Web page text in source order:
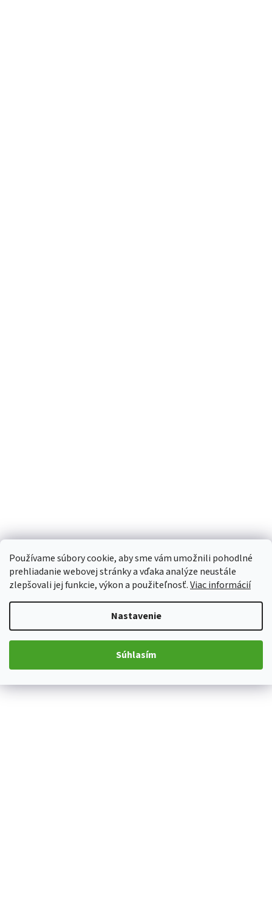
Používame súbory cookie, aby sme vám umožnili pohodlné
prehliadanie webovej stránky a vďaka analýze neustále
zlepšovali jej funkcie, výkon a použiteľnosť.Viac informácií
Nastavenie
Súhlasím